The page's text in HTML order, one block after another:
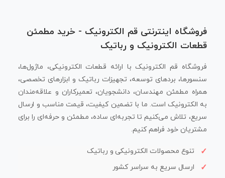
فروشگاه اینترنتی قم الکترونیک - خرید مطمئن
قطعات الکترونیک و رباتیک
فروشگاه قم الکترونیک با ارائه قطعات الکترونیکی، ماژول‌ها،
سنسورها، بردهای توسعه، تجهیزات رباتیک و ابزارهای تخصصی،
همراه مطمئن مهندسان، دانشجویان، تعمیرکاران و علاقه‌مندان
به الکترونیک است. ما با تضمین کیفیت، قیمت مناسب و ارسال
سریع، تلاش می‌کنیم تا تجربه‌ای ساده، مطمئن و حرفه‌ای را برای
مشتریان خود فراهم کنیم.
تنوع محصولات الکترونیکی و رباتیک
ارسال سریع به سراسر کشور